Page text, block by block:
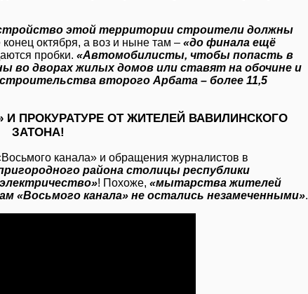
этой территории строители должны
октября, а воз и ныне там – «до финала ещё
пробки. «Автомобилисты, чтобы попасть в
во дворах жилых домов или ставят на обочине и
второго Арбата – более 11,5
ПРОКУРАТУРЕ ОТ ЖИТЕЛЕЙ ВАВИЛИНСКОГО
ЗАТОНА!
канала» и обращения журналистов в
района столицы республики
! Похоже, «мытарства жителей
«Восьмого канала» не остались незамеченными».